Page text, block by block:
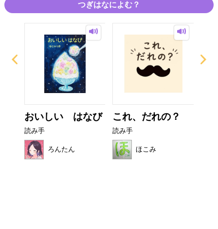
つぎはなによむ？
おいしい はなび
読み手
ろんたん
これ、だれの？
読み手
ほこみ